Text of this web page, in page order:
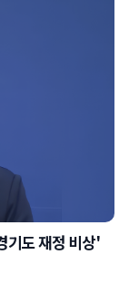
기도 재정 비상'